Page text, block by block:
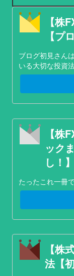
【株
【プ
ブログ初見さん
いる大切な投資
【株
ック
し！】
たったこれ一冊
【株
法【